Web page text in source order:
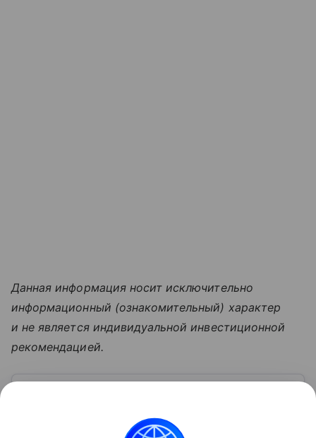
Данная информация носит исключительно
информационный (ознакомительный) характер
и не является индивидуальной инвестиционной
рекомендацией.